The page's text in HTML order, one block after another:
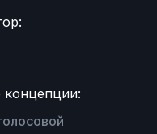
концепции: